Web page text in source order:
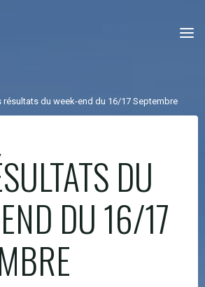
résultats du week-end du 16/17 Septembre
DU
DU 16/17